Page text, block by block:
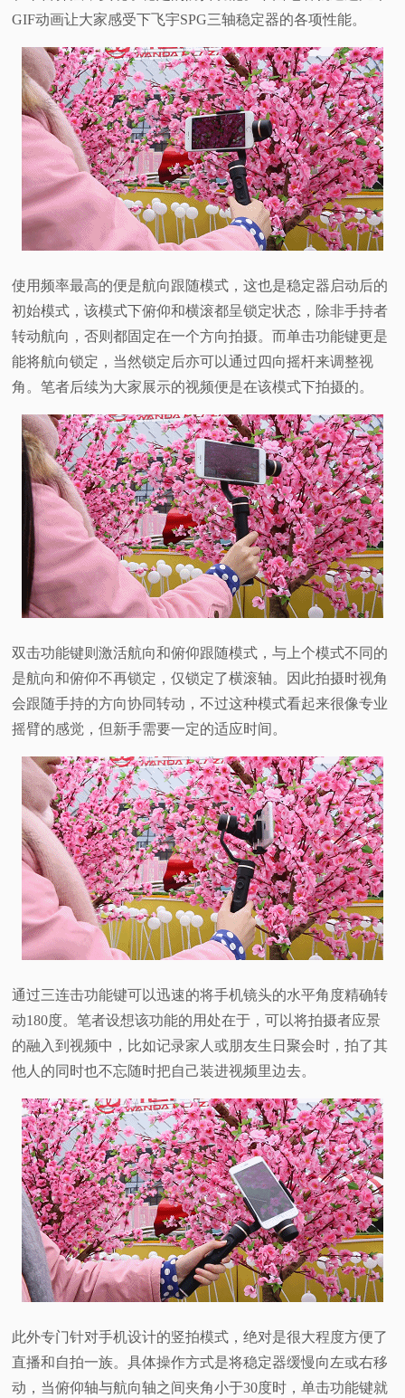
GIF动画让大家感受下飞宇SPG三轴稳定器的各项性能。
使用频率最高的便是航向跟随模式，这也是稳定器启动后的
初始模式，该模式下俯仰和横滚都呈锁定状态，除非手持者
转动航向，否则都固定在一个方向拍摄。而单击功能键更是
能将航向锁定，当然锁定后亦可以通过四向摇杆来调整视
角。笔者后续为大家展示的视频便是在该模式下拍摄的。
双击功能键则激活航向和俯仰跟随模式，与上个模式不同的
是航向和俯仰不再锁定，仅锁定了横滚轴。因此拍摄时视角
会跟随手持的方向协同转动，不过这种模式看起来很像专业
摇臂的感觉，但新手需要一定的适应时间。
通过三连击功能键可以迅速的将手机镜头的水平角度精确转
动180度。笔者设想该功能的用处在于，可以将拍摄者应景
的融入到视频中，比如记录家人或朋友生日聚会时，拍了其
他人的同时也不忘随时把自己装进视频里边去。
此外专门针对手机设计的竖拍模式，绝对是很大程度方便了
直播和自拍一族。具体操作方式是将稳定器缓慢向左或右移
动，当俯仰轴与航向轴之间夹角小于30度时，单击功能键就